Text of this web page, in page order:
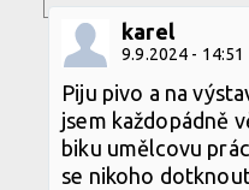
karel
9.9.2024 - 14:51
Piju pivo a na
jsem každopádně
biku umělcovu
se nikoho